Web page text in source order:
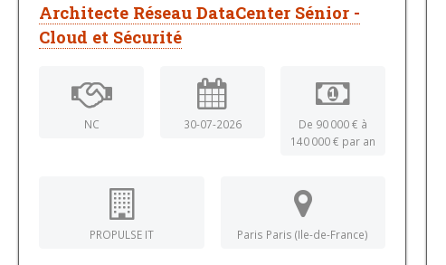
Architecte Réseau DataCenter Sénior -
Cloud et Sécurité
NC 30-07-2026
De 90 000 € à
140 000 € par an
PROPULSE IT Paris Paris (Ile-de-France)